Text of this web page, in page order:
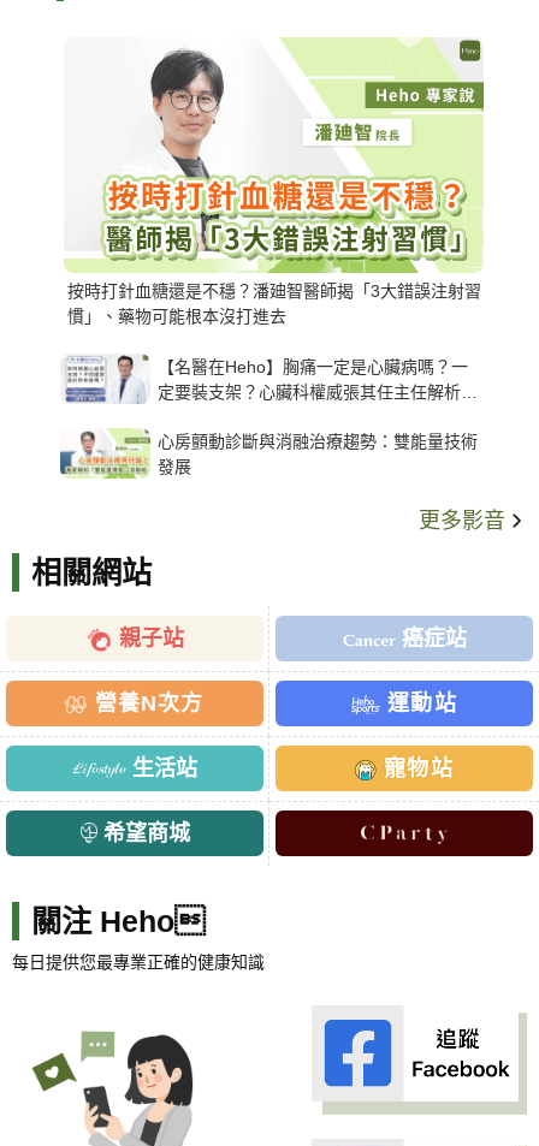
按時打針血糖還是不穩？潘廸智醫師揭「3大錯誤注射習
慣」、藥物可能根本沒打進去
【名醫在Heho】胸痛一定是心臟病嗎？一
定要裝支架？心臟科權威張其任主任解析支
心房顫動診斷與消融治療趨勢：雙能量技術
發展
更多影音
相關網站
親子站 癌症站
營養N次方 運動站
生活站 寵物站
希望商城
關注 Heho
每日提供您最專業正確的健康知識